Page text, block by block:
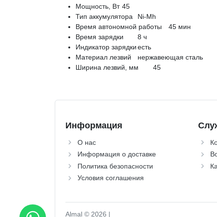
Мощность, Вт 45
Тип аккумулятора
Ni-Mh
Время автономной работы
45 мин
Время зарядки
8 ч
Индикатор зарядкиесть
Материал лезвий
нержавеющая сталь
Ширина лезвий, мм
45
Информация
О нас
Информация о доставке
Политика безопасности
Условия соглашения
Almal © 2026 |